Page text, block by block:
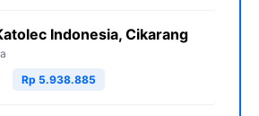
Indonesia, Cikarang
Rp 5.938.885